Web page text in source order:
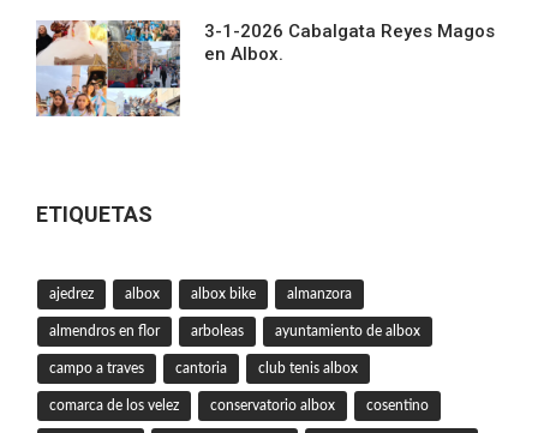
3-1-2026 Cabalgata Reyes Magos
en Albox.
ETIQUETAS
ajedrez albox albox bike almanzora
almendros en flor arboleas ayuntamiento de albox
campo a traves cantoria club tenis albox
comarca de los velez conservatorio albox cosentino